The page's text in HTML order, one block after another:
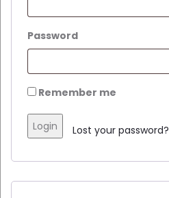
Password
Remember me
Login Lost your password?